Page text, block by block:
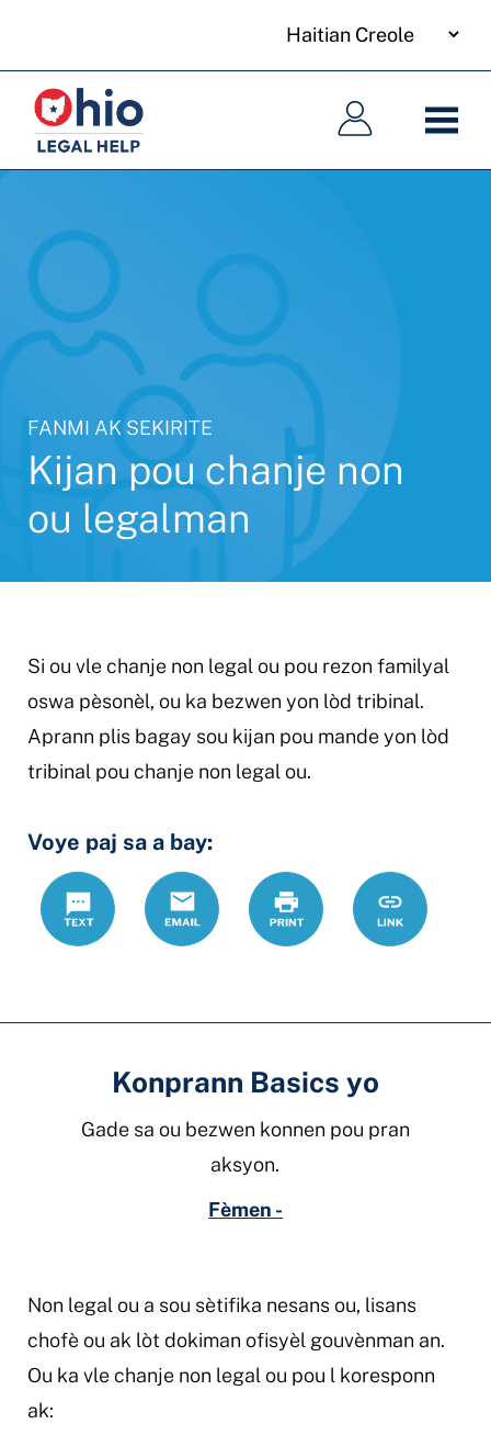
main
content
Meni
prensipal
Meni
prensipal
FANMI AK SEKIRITE
Kijan pou chanje non
ou legalman
Si ou vle chanje non legal ou pou rezon familyal
oswa pèsonèl, ou ka bezwen yon lòd tribinal.
Aprann plis bagay sou kijan pou mande yon lòd
tribinal pou chanje non legal ou.
Voye paj sa a bay:
Text
Email Print
https://
non
Link
Konprann Basics yo
Gade sa ou bezwen konnen pou pran
aksyon.
Fèmen -
Non legal ou a sou sètifika nesans ou, lisans
chofè ou ak lòt dokiman ofisyèl gouvènman an.
Ou ka vle chanje non legal ou pou l koresponn
ak: